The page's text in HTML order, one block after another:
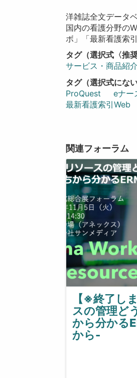
洋雑誌全文データ
国内の看護分野の
ボ」「最新看護索
タグ（選択式〈推奨
サービス・商品紹介
タグ（選択式にな
ProQuest
eナー
最新看護索引Web
関連フォーラム
【※終了し
スの管理ど
から分かる
から-